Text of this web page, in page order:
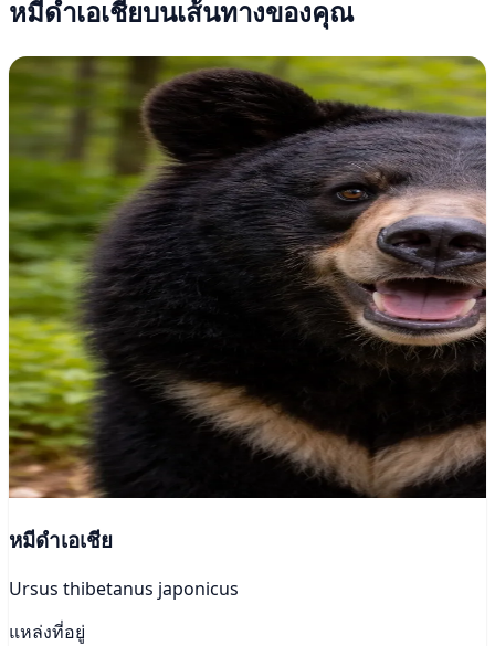
หมีดำเอเชียบนเส้นทางของคุณ
หมีดำเอเชีย
Ursus thibetanus japonicus
แหล่งที่อยู่